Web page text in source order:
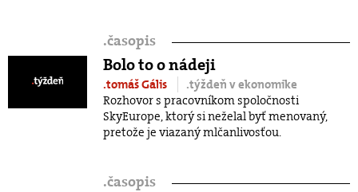
.časopis
Bolo to o nádeji
.tomáš Gális
.týždeň v ekonomike
Rozhovor s pracovníkom spoločnosti
SkyEurope, ktorý si neželal byť menovaný,
pretože je viazaný mlčanlivosťou.
.časopis